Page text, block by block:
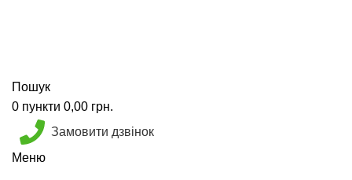
Пошук
0 пункти 0,00 грн.
Замовити дзвінок
Меню